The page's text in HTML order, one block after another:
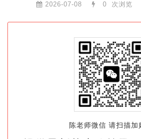
2026-07-08 0 次浏览
陈老师微信 请扫描加